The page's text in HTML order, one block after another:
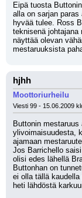
Eipä tuosta
alla on sarjan
hyvää tulee. Ross
teknisenä
näyttää olevan
mestaruuksista
hjhh
Moottoriurheilu
Viesti 99 - 15.06.2009
Buttonin
ylivoimaisuudesta,
ajamaan
Jos Barrichello
olisi edes lähellä
Buttonhan on
ei olla tällä
heti lähdöstä